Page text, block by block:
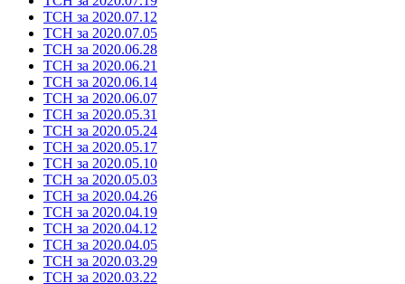
ТСН за 2020.07.12
ТСН за 2020.07.05
ТСН за 2020.06.28
ТСН за 2020.06.21
ТСН за 2020.06.14
ТСН за 2020.06.07
ТСН за 2020.05.31
ТСН за 2020.05.24
ТСН за 2020.05.17
ТСН за 2020.05.10
ТСН за 2020.05.03
ТСН за 2020.04.26
ТСН за 2020.04.19
ТСН за 2020.04.12
ТСН за 2020.04.05
ТСН за 2020.03.29
ТСН за 2020.03.22